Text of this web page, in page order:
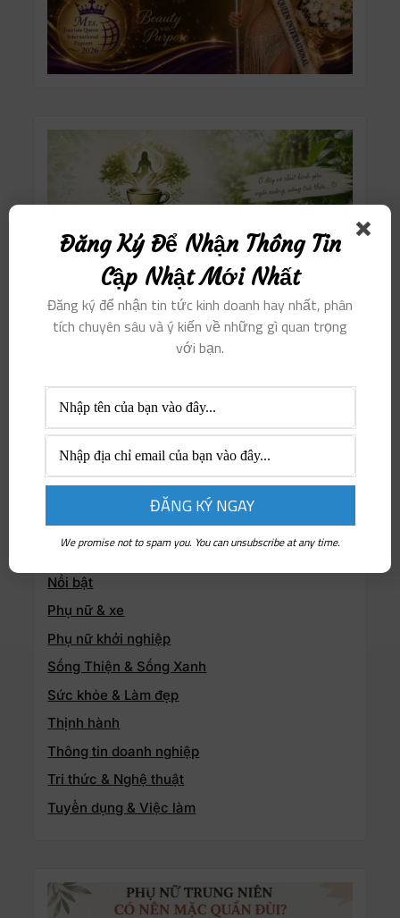
Diễn đàn Phụ nữ
Du học – Học bổng
Học hành & Đào tạo
Hướng nghiệp & Dạy nghề
Người truyền cảm hứng
Nổi bật
Phụ nữ & xe
Phụ nữ khởi nghiệp
Sống Thiện & Sống Xanh
Sức khỏe & Làm đẹp
Thịnh hành
Thông tin doanh nghiệp
Tri thức & Nghệ thuật
Tuyển dụng & Việc làm
Đăng Ký Để Nhận Thông Tin
Cập Nhật Mới Nhất
Đăng ký để nhận tin tức kinh doanh hay nhất, phân
tích chuyên sâu và ý kiến ​​về những gì quan trọng
với bạn.
We promise not to spam you. You can unsubscribe at any time.